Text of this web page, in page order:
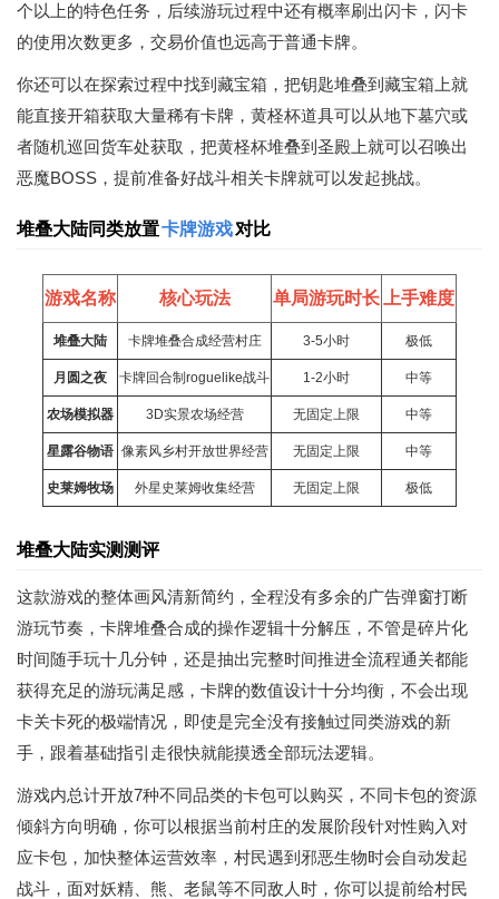
个以上的特色任务，后续游玩过程中还有概率刷出闪卡，闪卡
的使用次数更多，交易价值也远高于普通卡牌。
你还可以在探索过程中找到藏宝箱，把钥匙堆叠到藏宝箱上就
能直接开箱获取大量稀有卡牌，黄柽杯道具可以从地下墓穴或
者随机巡回货车处获取，把黄柽杯堆叠到圣殿上就可以召唤出
恶魔BOSS，提前准备好战斗相关卡牌就可以发起挑战。
堆叠大陆同类放置卡牌游戏对比
游戏名称 核心玩法 单局游玩时长 上手难度
堆叠大陆 卡牌堆叠合成经营村庄 3-5小时 极低
月圆之夜 卡牌回合制roguelike战斗 1-2小时 中等
农场模拟器 3D实景农场经营 无固定上限 中等
星露谷物语 像素风乡村开放世界经营 无固定上限 中等
史莱姆牧场 外星史莱姆收集经营 无固定上限 极低
堆叠大陆实测测评
这款游戏的整体画风清新简约，全程没有多余的广告弹窗打断
游玩节奏，卡牌堆叠合成的操作逻辑十分解压，不管是碎片化
时间随手玩十几分钟，还是抽出完整时间推进全流程通关都能
获得充足的游玩满足感，卡牌的数值设计十分均衡，不会出现
卡关卡死的极端情况，即使是完全没有接触过同类游戏的新
手，跟着基础指引走很快就能摸透全部玩法逻辑。
游戏内总计开放7种不同品类的卡包可以购买，不同卡包的资源
倾斜方向明确，你可以根据当前村庄的发展阶段针对性购入对
应卡包，加快整体运营效率，村民遇到邪恶生物时会自动发起
战斗，面对妖精、熊、老鼠等不同敌人时，你可以提前给村民